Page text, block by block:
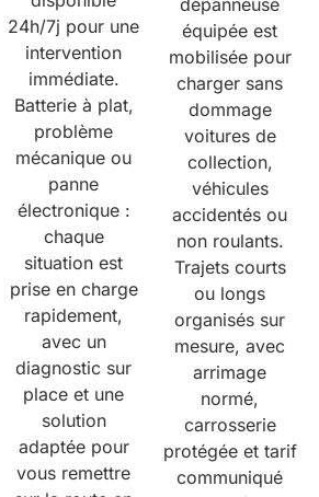
24h/7j pour une
intervention
immédiate.
Batterie à plat,
problème
mécanique ou
panne
électronique :
chaque
situation est
prise en charge
rapidement,
avec un
diagnostic sur
place et une
solution
adaptée pour
vous remettre
dépanneuse
équipée est
mobilisée pour
charger sans
dommage
voitures de
collection,
véhicules
accidentés ou
non roulants.
Trajets courts
ou longs
organisés sur
mesure, avec
arrimage
normé,
carrosserie
protégée et tarif
communiqué